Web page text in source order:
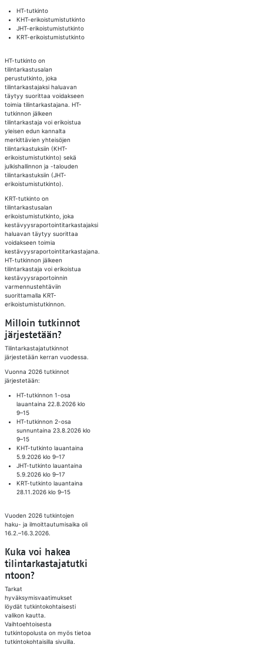
HT-tutkinto
KHT-erikoistumistutkinto
JHT-erikoistumistutkinto
KRT-erikoistumistutkinto
HT-tutkinto on
tilintarkastusalan
perustutkinto, joka
tilintarkastajaksi haluavan
täytyy suorittaa voidakseen
toimia tilintarkastajana. HT-
tutkinnon jälkeen
tilintarkastaja voi erikoistua
yleisen edun kannalta
merkittävien yhteisöjen
tilintarkastuksiin (KHT-
erikoistumistutkinto) sekä
julkishallinnon ja -talouden
tilintarkastuksiin (JHT-
erikoistumistutkinto).
KRT-tutkinto on
tilintarkastusalan
erikoistumistutkinto, joka
kestävyysraportointitarkastajaksi
haluavan täytyy suorittaa
voidakseen toimia
kestävyysraportointitarkastajana.
HT-tutkinnon jälkeen
tilintarkastaja voi erikoistua
kestävyysraportoinnin
varmennustehtäviin
suorittamalla KRT-
erikoistumistutkinnon.
Milloin tutkinnot
järjestetään?
Tilintarkastajatutkinnot
järjestetään kerran vuodessa.
Vuonna 2026 tutkinnot
järjestetään:
HT-tutkinnon 1-osa
lauantaina 22.8.2026 klo
9–15
HT-tutkinnon 2-osa
sunnuntaina 23.8.2026 klo
9–15
KHT-tutkinto lauantaina
5.9.2026 klo 9–17
JHT-tutkinto lauantaina
5.9.2026 klo 9–17
KRT-tutkinto lauantaina
28.11.2026 klo 9–15
Vuoden 2026 tutkintojen
haku- ja ilmoittautumisaika oli
16.2.–16.3.2026.
Kuka voi hakea
tilintarkastajatutki
ntoon?
Tarkat
hyväksymisvaatimukset
löydät tutkintokohtaisesti
valikon kautta.
Vaihtoehtoisesta
tutkintopolusta on myös tietoa
tutkintokohtaisilla sivuilla.